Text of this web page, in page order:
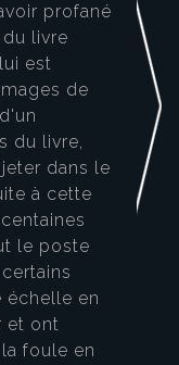
profané
livre
est
de
du livre,
dans le
à cette
le poste
échelle en
et ont
foule en